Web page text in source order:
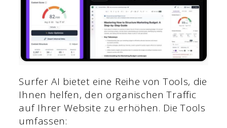
Surfer AI bietet eine Reihe von Tools, die
Ihnen helfen, den organischen Traffic
auf Ihrer Website zu erhöhen. Die Tools
umfassen: